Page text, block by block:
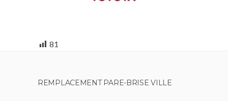
81
REMPLACEMENT PARE-BRISE VILLE